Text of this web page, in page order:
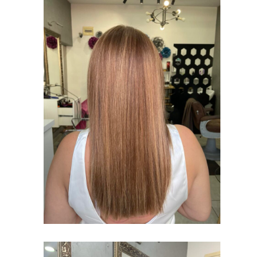
BOJENJE KOSE
I ŠIŠANJE
BOJENJE KOSE I
ŠIŠANJE